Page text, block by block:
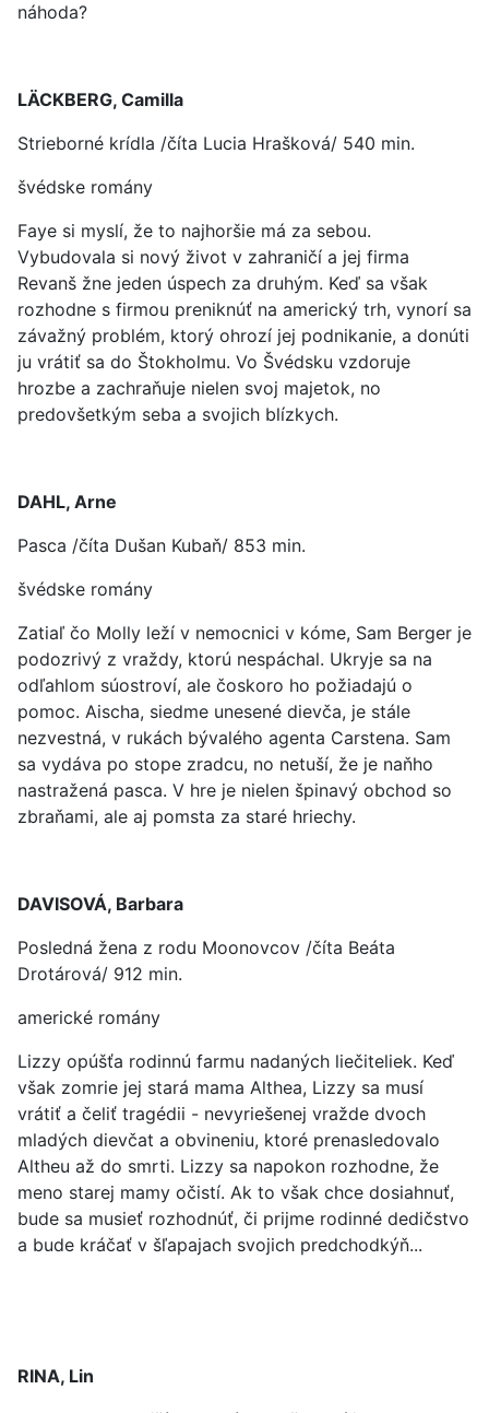
náhoda?
LÄCKBERG, Camilla
Strieborné krídla /číta Lucia Hrašková/ 540 min.
švédske romány
Faye si myslí, že to najhoršie má za sebou.
Vybudovala si nový život v zahraničí a jej firma
Revanš žne jeden úspech za druhým. Keď sa však
rozhodne s firmou preniknúť na americký trh, vynorí sa
závažný problém, ktorý ohrozí jej podnikanie, a donúti
ju vrátiť sa do Štokholmu. Vo Švédsku vzdoruje
hrozbe a zachraňuje nielen svoj majetok, no
predovšetkým seba a svojich blízkych.
DAHL, Arne
Pasca /číta Dušan Kubaň/ 853 min.
švédske romány
Zatiaľ čo Molly leží v nemocnici v kóme, Sam Berger je
podozrivý z vraždy, ktorú nespáchal. Ukryje sa na
odľahlom súostroví, ale čoskoro ho požiadajú o
pomoc. Aischa, siedme unesené dievča, je stále
nezvestná, v rukách bývalého agenta Carstena. Sam
sa vydáva po stope zradcu, no netuší, že je naňho
nastražená pasca. V hre je nielen špinavý obchod so
zbraňami, ale aj pomsta za staré hriechy.
DAVISOVÁ, Barbara
Posledná žena z rodu Moonovcov /číta Beáta
Drotárová/ 912 min.
americké romány
Lizzy opúšťa rodinnú farmu nadaných liečiteliek. Keď
však zomrie jej stará mama Althea, Lizzy sa musí
vrátiť a čeliť tragédii - nevyriešenej vražde dvoch
mladých dievčat a obvineniu, ktoré prenasledovalo
Altheu až do smrti. Lizzy sa napokon rozhodne, že
meno starej mamy očistí. Ak to však chce dosiahnuť,
bude sa musieť rozhodnúť, či prijme rodinné dedičstvo
a bude kráčať v šľapajach svojich predchodkýň...
RINA, Lin